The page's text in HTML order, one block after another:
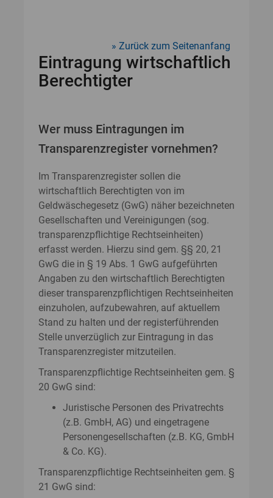
Zurück zum Seitenanfang
Eintragung wirtschaftlich
Berechtigter
Wer muss Eintragungen im
Transparenzregister vornehmen?
Im Transparenzregister sollen die
wirtschaftlich Berechtigten von im
Geldwäschegesetz (GwG) näher bezeichneten
Gesellschaften und Vereinigungen (sog.
transparenzpflichtige Rechtseinheiten)
erfasst werden. Hierzu sind gem. §§ 20, 21
GwG die in § 19 Abs. 1 GwG aufgeführten
Angaben zu den wirtschaftlich Berechtigten
dieser transparenzpflichtigen Rechtseinheiten
einzuholen, aufzubewahren, auf aktuellem
Stand zu halten und der registerführenden
Stelle unverzüglich zur Eintragung in das
Transparenzregister mitzuteilen.
Transparenzpflichtige Rechtseinheiten gem. §
20 GwG sind:
Juristische Personen des Privatrechts
(z.B. GmbH, AG) und eingetragene
Personengesellschaften (z.B. KG, GmbH
& Co. KG).
Transparenzpflichtige Rechtseinheiten gem. §
21 GwG sind: